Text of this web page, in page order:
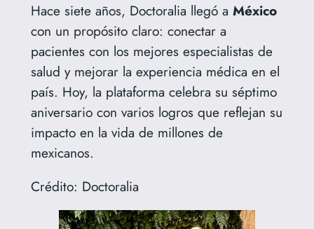
Hace siete años, Doctoralia llegó a México
con un propósito claro: conectar a
pacientes con los mejores especialistas de
salud y mejorar la experiencia médica en el
país. Hoy, la plataforma celebra su séptimo
aniversario con varios logros que reflejan su
impacto en la vida de millones de
mexicanos.
Crédito: Doctoralia